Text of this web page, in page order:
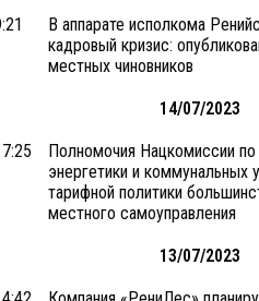
В аппарате исполкома
кадровый кризис:
местных чиновников
14/07/2023
Полномочия Нацкомиссии по
энергетики и коммунальных
тарифной политики
местного самоуправления
13/07/2023